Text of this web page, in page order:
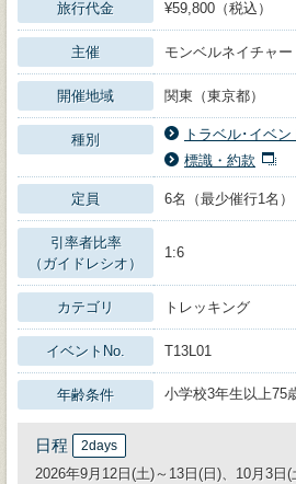
旅行代金 ¥59,800（税込）
主催 モンベルネイチャ
開催地域 関東（東京都）
種別
トラベル･イベン
標識・約款
定員 6名（最少催行1名）
引率者比率
（ガイドレシオ）
1:6
カテゴリ トレッキング
イベントNo. T13L01
年齢条件 小学校3年生以上75
日程 2days
2026年9月12日(土)～13日(日)、10月3日